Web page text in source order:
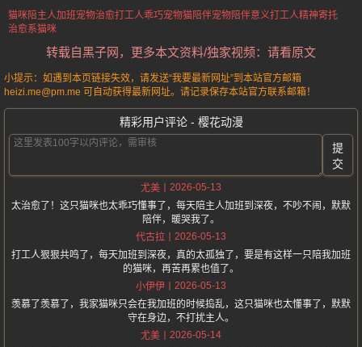
猫咪陪主人加班宠物治愈打工人乖巧宠物猫陪伴宠物陪伴意义打工人精神寄托
治愈系猫咪
转载自黑子网，更多本文资料/独家视频：请看原文
小提示：如遇到本页链接失效，请发送“我要最新网址”到本站官方邮箱
heizi.me@pm.me 可自动获得最新网址。请记录保存本站官方联系邮箱！
精彩用户评论 - 樱花动漫
提
交
尤美
2026-05-13
太治愈了！这只猫咪也太乖巧懂事了，每天陪主人加班到深夜，不吵不闹，默默
陪伴，暖哭我了。
代古拉
2026-05-13
打工人狠狠共鸣了，每天加班到深夜，真的太孤独了，要是有这样一只陪我加班
的猫咪，再苦再累也值了。
小伊伊
2026-05-13
羡慕了羡慕了，我家猫咪只会在我加班的时候捣乱，这只猫咪也太懂事了，默默
守在身边，不打扰主人。
尤美
2026-05-14